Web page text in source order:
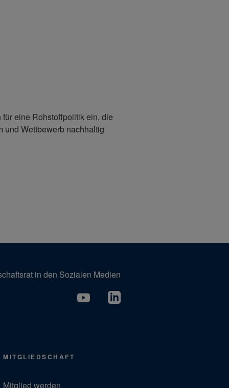
eine Rohstoffpolitik ein, die
und Wettbewerb nachhaltig
in den Sozialen Medien
MITGLIEDSCHAFT
Mitglied werden